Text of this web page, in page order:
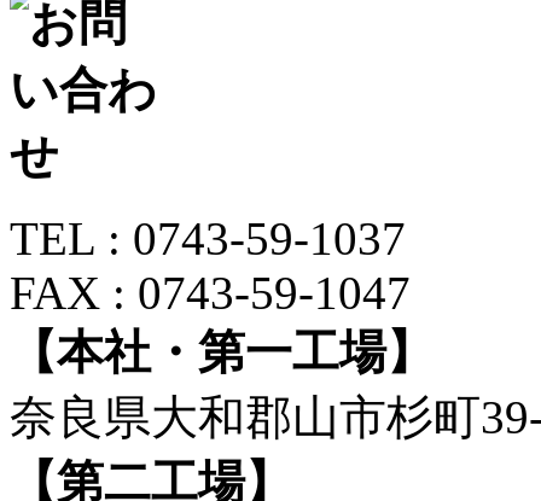
TEL : 0743-59-1037
FAX : 0743-59-1047
【本社・第一工場】
奈良県大和郡山市杉町
【第二工場】